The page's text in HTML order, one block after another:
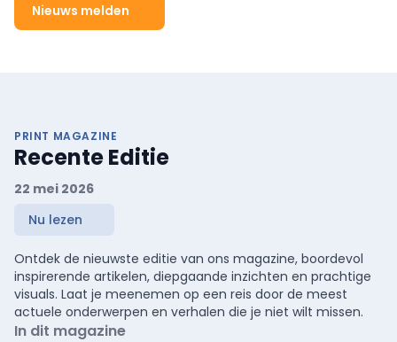
Nieuws melden
PRINT MAGAZINE
Recente Editie
22 mei 2026
Nu lezen
Ontdek de nieuwste editie van ons magazine, boordevol
inspirerende artikelen, diepgaande inzichten en prachtige
visuals. Laat je meenemen op een reis door de meest
actuele onderwerpen en verhalen die je niet wilt missen.
In dit magazine